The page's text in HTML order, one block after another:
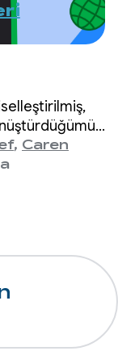
ve
blog
, Caren